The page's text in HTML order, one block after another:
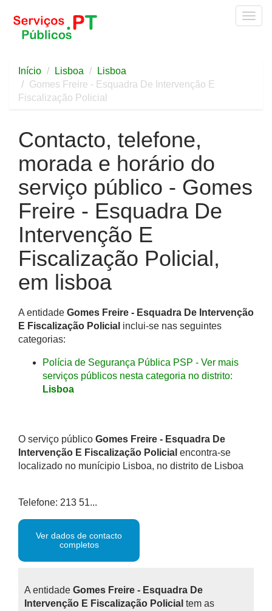
Início Lisboa
Lisboa
Gomes Freire - Esquadra De Intervenção E
Fiscalização Policial
Contacto, telefone,
morada e horário do
serviço público - Gomes
Freire - Esquadra De
Intervenção E
Fiscalização Policial,
em lisboa
A entidade Gomes Freire - Esquadra De Intervenção
E Fiscalização Policial inclui-se nas seguintes
categorias:
Polícia de Segurança Pública PSP - Ver mais
serviços públicos nesta categoria no distrito:
Lisboa
O serviço público Gomes Freire - Esquadra De
Intervenção E Fiscalização Policial encontra-se
localizado no munícipio Lisboa, no distrito de Lisboa
Telefone: 213 51...
Ver dados de contacto
completos
A entidade Gomes Freire - Esquadra De
Intervenção E Fiscalização Policial tem as